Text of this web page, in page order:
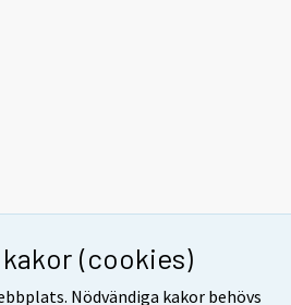
(cookies)
Nödvändiga kakor behövs